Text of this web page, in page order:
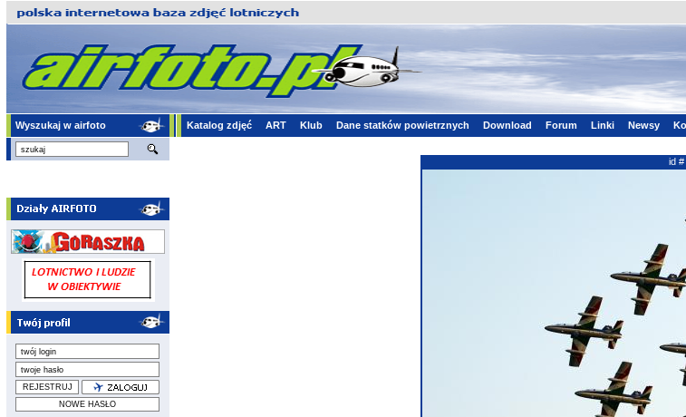
Wyszukaj w airfoto Katalog zdjęć ART Klub Dane statków powietrznych Download Forum Linki Newsy
id #